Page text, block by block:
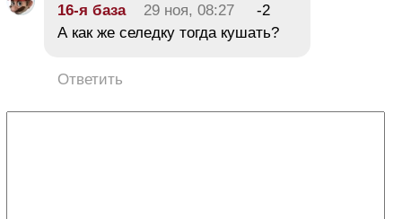
16-я база 29 ноя, 08:27
-2
А как же селедку тогда кушать?
Ответить